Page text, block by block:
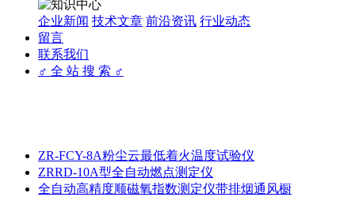
企业新闻 技术文章 前沿资讯 行业动态
留言
联系我们
♂ 全 站 搜 索 ♂
ZR-FCY-8A粉尘云最低着火温度试验仪
ZRRD-10A型全自动燃点测定仪
全自动高精度顺磁氧指数测定仪带排烟通风橱